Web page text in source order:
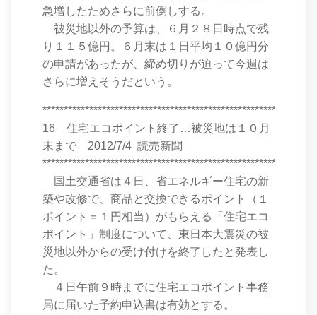
急増したためさらに前倒しする。
被災地以外の予算は、６月２８日時点で残
り１１５億円。６月末は１日平均１０億円分
の申請があったが、締め切りが迫って今週は
さらに増えそうだという。
16 住宅エコポイント終了…被災地は１０月
末まで 2012/7/4 読売新聞
国土交通省は４日、省エネルギー住宅の新
築や改修で、商品と交換できるポイント（１
ポイント＝１円相当）がもらえる「住宅エコ
ポイント」制度について、東日本大震災の被
災地以外からの受け付けを終了したと発表し
た。
４日午前９時までに住宅エコポイント事務
局に届いた予約申込書は有効とする。